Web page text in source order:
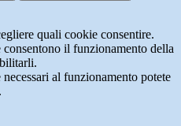
quali cookie consentire.
il funzionamento della
al funzionamento potete
.